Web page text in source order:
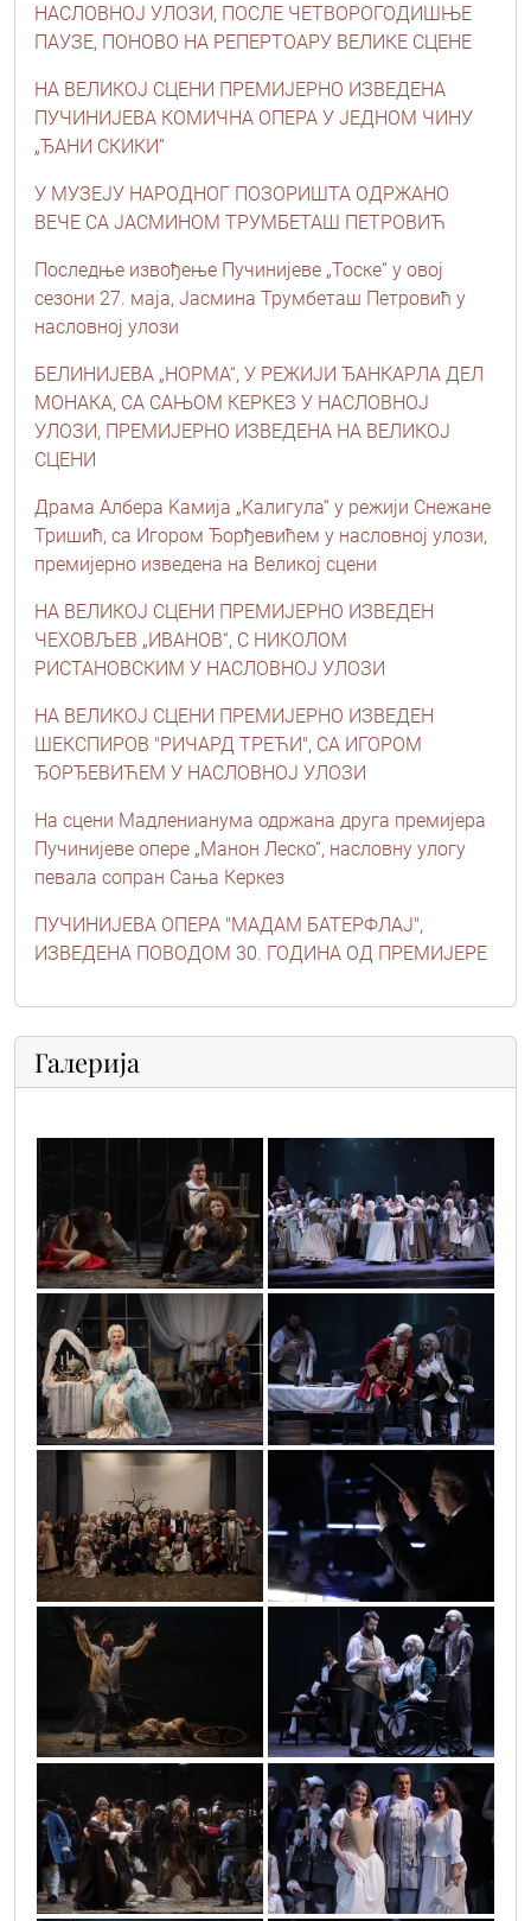
НАСЛОВНОЈ УЛОЗИ, ПОСЛЕ ЧЕТВОРОГОДИШЊЕ
ПАУЗЕ, ПОНОВО НА РЕПЕРТОАРУ ВЕЛИКЕ СЦЕНЕ
НА ВЕЛИКОЈ СЦЕНИ ПРЕМИЈЕРНО ИЗВЕДЕНА
ПУЧИНИЈЕВА КОМИЧНА ОПЕРА У ЈЕДНОМ ЧИНУ
„ЂАНИ СКИКИ”
У МУЗЕЈУ НАРОДНОГ ПОЗОРИШТА ОДРЖАНО
ВЕЧЕ СА ЈАСМИНОМ ТРУМБЕТАШ ПЕТРОВИЋ
Последње извођење Пучинијеве „Тоске“ у овој
сезони 27. маја, Јасмина Трумбеташ Петровић у
насловној улози
БЕЛИНИЈЕВА „НОРМА“, У РЕЖИЈИ ЂАНКАРЛА ДЕЛ
МОНАКА, СА САЊОМ КЕРКЕЗ У НАСЛОВНОЈ
УЛОЗИ, ПРЕМИЈЕРНО ИЗВЕДЕНА НА ВЕЛИКОЈ
СЦЕНИ
Драма Албера Kамија „Kалигула“ у режији Снежане
Тришић, са Игором Ђорђевићем у насловној улози,
премијерно изведена на Великој сцени
НА ВЕЛИКОЈ СЦЕНИ ПРЕМИЈЕРНО ИЗВЕДЕН
ЧЕХОВЉЕВ „ИВАНОВ“, С НИКОЛОМ
РИСТАНОВСКИМ У НАСЛОВНОЈ УЛОЗИ
НА ВЕЛИКОЈ СЦЕНИ ПРЕМИЈЕРНО ИЗВЕДЕН
ШЕКСПИРОВ "РИЧАРД ТРЕЋИ", СА ИГОРОМ
ЂОРЂЕВИЋЕМ У НАСЛОВНОЈ УЛОЗИ
На сцени Мадленианума одржана друга премијера
Пучинијеве опере „Манон Леско“, насловну улогу
певала сопран Сања Керкез
ПУЧИНИЈЕВА ОПЕРА "МАДАМ БАТЕРФЛАЈ",
ИЗВЕДЕНА ПОВОДОМ 30. ГОДИНА ОД ПРЕМИЈЕРЕ
Галерија
0o3a4613 0o3a3550
0o3a3975 0o3a3741
0o3a4909 0o3a3914
0o3a4738 0o3a3687
0o3a4671 0o3a3536